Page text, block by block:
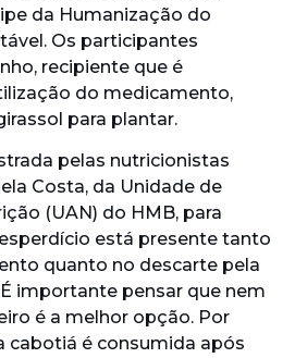
da Humanização do
Os participantes
recipiente que é
do medicamento,
para plantar.
pelas nutricionistas
Costa, da Unidade de
(UAN) do HMB, para
está presente tanto
quanto no descarte pela
importante pensar que nem
é a melhor opção. Por
cabotiá é consumida após